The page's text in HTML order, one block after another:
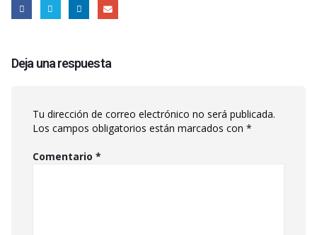
Deja una respuesta
Tu dirección de correo electrónico no será publicada.
Los campos obligatorios están marcados con *
Comentario *